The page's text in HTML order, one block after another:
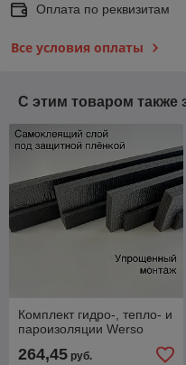
Оплата по реквизитам
Все условия оплаты
С этим товаром также
Комплект гидро-, тепло- и
пароизоляции Werso
264,45 руб.